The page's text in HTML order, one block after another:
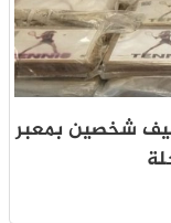
شخصين بمعبر